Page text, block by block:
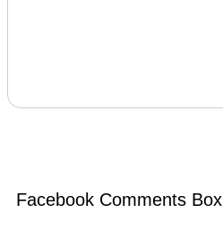
Facebook Comments Box